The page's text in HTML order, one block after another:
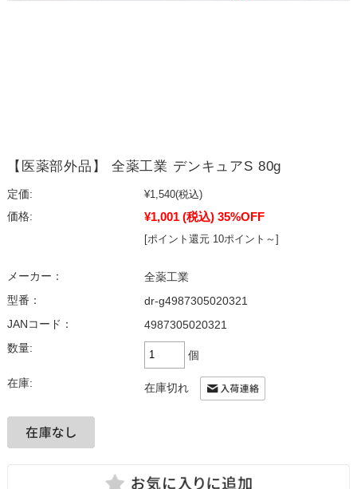
【医薬部外品】 全薬工業 デンキュアS 80g
定価: ¥1,540(税込)
価格:
¥1,001 (税込) 35%OFF
[ポイント還元 10ポイント～]
メーカー：
全薬工業
型番：
dr-g4987305020321
JANコード：
4987305020321
数量:
個
在庫: 在庫切れ